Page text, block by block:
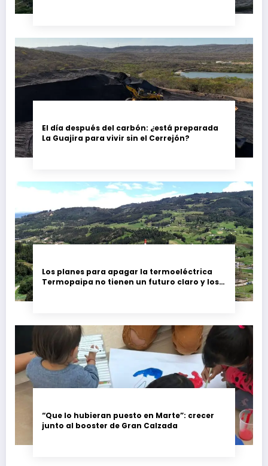
El día después del carbón: ¿está preparada
La Guajira para vivir sin el Cerrejón?
Los planes para apagar la termoeléctrica
Termopaipa no tienen un futuro claro y los
“Que lo hubieran puesto en Marte”: crecer
junto al booster de Gran Calzada